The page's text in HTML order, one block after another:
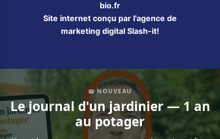
bio.fr
Site internet conçu par l'agence de
marketing digital Slash-it!
📖 NOUVEAU
Le journal d'un jardinier — 1 an
au potager